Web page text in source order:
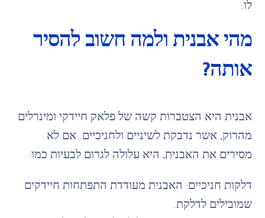
לו.
מהי אבנית ולמה חשוב להסיר
אותה?
אבנית היא הצטברות קשה של פלאק חיידקי ומינרלים
מהרוק, אשר נדבקת לשיניים ולחניכיים. אם לא
מסירים את האבנית, היא עלולה לגרום לבעיות כמו:
דלקות חניכיים: האבנית מעודדת התפתחות חיידקים
שמובילים לדלקת.